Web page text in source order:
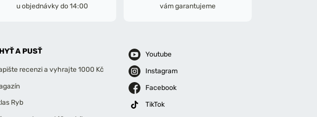
u objednávky do 14:00
vám garantujeme
A PUSŤ
recenzi a vyhrajte 1000 Kč
Ryb
Youtube
Instagram
Facebook
TikTok